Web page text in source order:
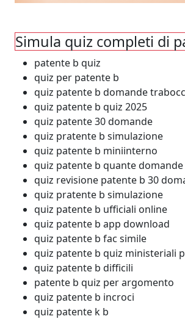
Simula quiz completi di
patente b quiz
quiz per patente b
quiz patente b domande
quiz patente b quiz 2025
quiz patente 30 domande
quiz pratente b simulazione
quiz patente b miniinterno
quiz patente b quante domande
quiz revisione patente b 30
quiz pratente b simulazione
quiz patente b ufficiali online
quiz patente b app download
quiz patente b fac simile
quiz patente b quiz ministeriali
quiz patente b difficili
patente b quiz per argomento
quiz patente b incroci
quiz patente k b